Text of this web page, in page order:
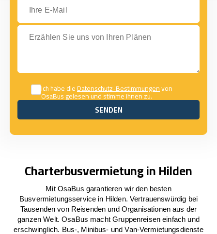
Erzählen Sie uns von Ihren Plänen
Ich habe dieDatenschutz-Bestimmungenvon
OsaBus gelesen und stimme ihnen zu.
SENDEN
SENDEN
Charterbusvermietung in Hilden
Mit OsaBus garantieren wir den besten
Busvermietungsservice in Hilden. Vertrauenswürdig bei
Tausenden von Reisenden und Organisationen aus der
ganzen Welt. OsaBus macht Gruppenreisen einfach und
erschwinglich. Bus-, Minibus- und Van-Vermietungsdienste